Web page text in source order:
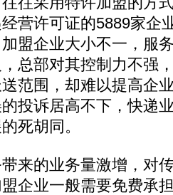
营许可证的5889家企
盟企业大小不一，服
总部对其控制力不强
范围，却难以提高企
投诉居高不下，快递
死胡同。
的业务量激增，对
企业一般需要免费承